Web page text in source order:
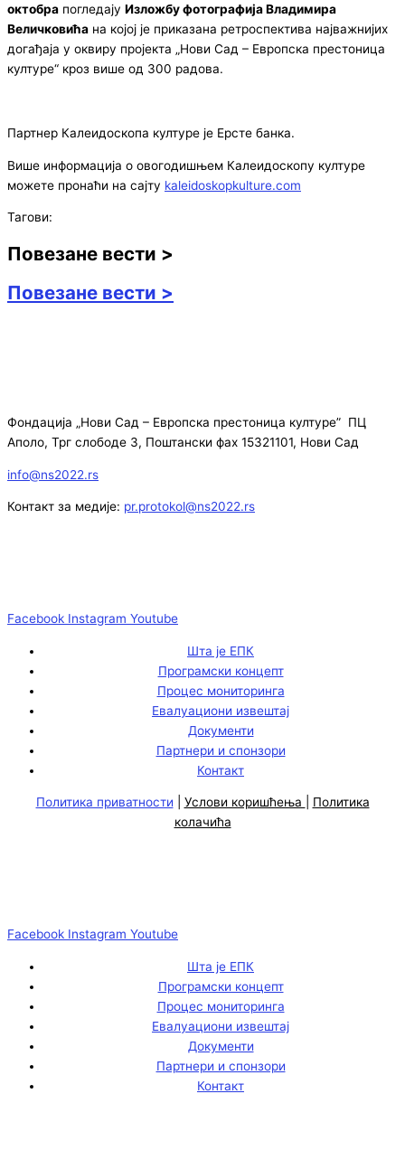
октобра погледају Изложбу фотографија Владимира
Величковића на којој је приказана ретроспектива најважнијих
догађаја у оквиру пројекта „Нови Сад – Европска престоница
културе“ кроз више од 300 радова.
Партнер Калеидоскопа културе је Ерсте банка.
Више информација о овогодишњем Калеидоскопу културе
можете пронаћи на сајту kaleidoskopkulture.com
Тагови:
Повезане вести >
Повезане вести >
Фондација „Нови Сад – Европска престоница културе” ПЦ
Аполо, Трг слободе 3, Поштански фах 15321101, Нови Сад
info@ns2022.rs
Контакт за медије: pr.protokol@ns2022.rs
Facebook Instagram Youtube
Шта је ЕПК
Програмски концепт
Процес мониторинга
Евалуациони извештај
Документи
Партнери и спонзори
Контакт
Политика приватности Услови коришћења
Политика
колачића
Facebook Instagram Youtube
Шта је ЕПК
Програмски концепт
Процес мониторинга
Евалуациони извештај
Документи
Партнери и спонзори
Контакт